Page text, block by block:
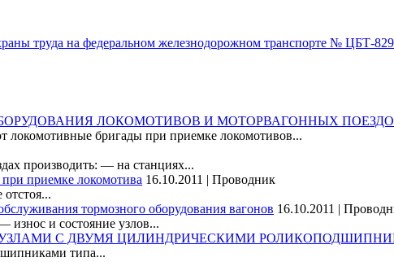
труда на федеральном железнодорожном транспорте № ЦБТ-829
ЛОКОМОТИВОВ И МОТОРВАГОННЫХ
локомотивные бригады при приемке локомотивов...
производить: — на станциях...
приемке локомотива 16.10.2011 | Проводник
тормозного оборудования вагонов 16.10.2011 |
износ и состояние узлов...
С ДВУМЯ ЦИЛИНДРИЧЕСКИМИ
типа...